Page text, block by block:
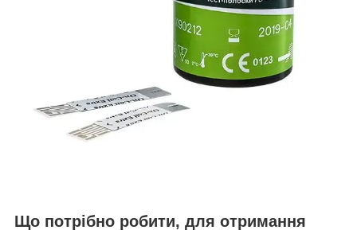
Що потрібно робити, для отримання